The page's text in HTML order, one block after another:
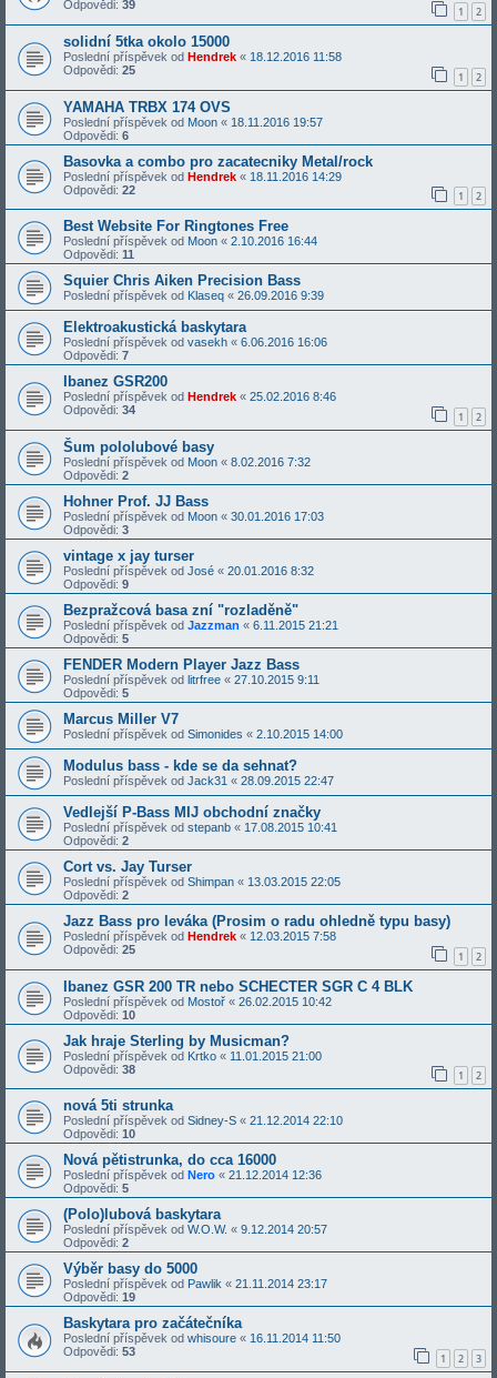
Odpovědi: 39 1 2
solidní 5tka okolo 15000
Poslední příspěvek od Hendrek « 18.12.2016 11:58
Odpovědi: 25 1 2
YAMAHA TRBX 174 OVS
Poslední příspěvek od Moon « 18.11.2016 19:57
Odpovědi: 6
Basovka a combo pro zacatecniky Metal/rock
Poslední příspěvek od Hendrek « 18.11.2016 14:29
Odpovědi: 22 1 2
Best Website For Ringtones Free
Poslední příspěvek od Moon « 2.10.2016 16:44
Odpovědi: 11
Squier Chris Aiken Precision Bass
Poslední příspěvek od Klaseq « 26.09.2016 9:39
Elektroakustická baskytara
Poslední příspěvek od vasekh « 6.06.2016 16:06
Odpovědi: 7
Ibanez GSR200
Poslední příspěvek od Hendrek « 25.02.2016 8:46
Odpovědi: 34 1 2
Šum pololubové basy
Poslední příspěvek od Moon « 8.02.2016 7:32
Odpovědi: 2
Hohner Prof. JJ Bass
Poslední příspěvek od Moon « 30.01.2016 17:03
Odpovědi: 3
vintage x jay turser
Poslední příspěvek od José « 20.01.2016 8:32
Odpovědi: 9
Bezpražcová basa zní "rozladěně"
Poslední příspěvek od Jazzman « 6.11.2015 21:21
Odpovědi: 5
FENDER Modern Player Jazz Bass
Poslední příspěvek od litrfree « 27.10.2015 9:11
Odpovědi: 5
Marcus Miller V7
Poslední příspěvek od Simonides « 2.10.2015 14:00
Modulus bass - kde se da sehnat?
Poslední příspěvek od Jack31 « 28.09.2015 22:47
Vedlejší P-Bass MIJ obchodní značky
Poslední příspěvek od stepanb « 17.08.2015 10:41
Odpovědi: 2
Cort vs. Jay Turser
Poslední příspěvek od Shimpan « 13.03.2015 22:05
Odpovědi: 2
Jazz Bass pro leváka (Prosim o radu ohledně typu basy)
Poslední příspěvek od Hendrek « 12.03.2015 7:58
Odpovědi: 25 1 2
Ibanez GSR 200 TR nebo SCHECTER SGR C 4 BLK
Poslední příspěvek od Mostoř « 26.02.2015 10:42
Odpovědi: 10
Jak hraje Sterling by Musicman?
Poslední příspěvek od Krtko « 11.01.2015 21:00
Odpovědi: 38 1 2
nová 5ti strunka
Poslední příspěvek od Sidney-S « 21.12.2014 22:10
Odpovědi: 10
Nová pětistrunka, do cca 16000
Poslední příspěvek od Nero « 21.12.2014 12:36
Odpovědi: 5
(Polo)lubová baskytara
Poslední příspěvek od W.O.W. « 9.12.2014 20:57
Odpovědi: 2
Výběr basy do 5000
Poslední příspěvek od Pawlik « 21.11.2014 23:17
Odpovědi: 19
Baskytara pro začátečníka
Poslední příspěvek od whisoure « 16.11.2014 11:50
Odpovědi: 53 1 2 3